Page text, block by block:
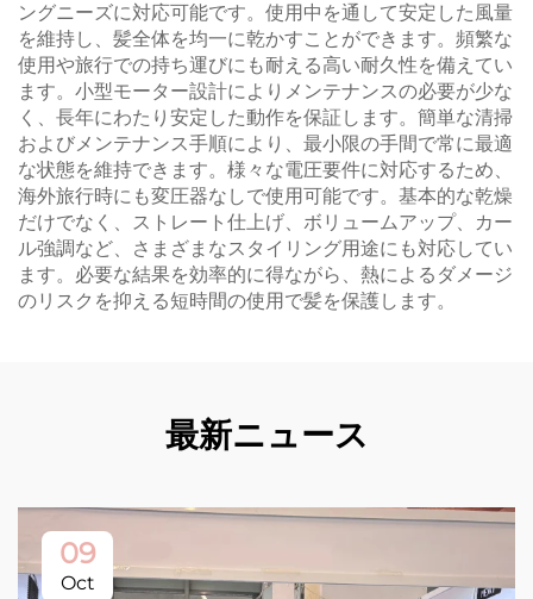
ングニーズに対応可能です。使用中を通して安定した風量
を維持し、髪全体を均一に乾かすことができます。頻繁な
使用や旅行での持ち運びにも耐える高い耐久性を備えてい
ます。小型モーター設計によりメンテナンスの必要が少な
く、長年にわたり安定した動作を保証します。簡単な清掃
およびメンテナンス手順により、最小限の手間で常に最適
な状態を維持できます。様々な電圧要件に対応するため、
海外旅行時にも変圧器なしで使用可能です。基本的な乾燥
だけでなく、ストレート仕上げ、ボリュームアップ、カー
ル強調など、さまざまなスタイリング用途にも対応してい
ます。必要な結果を効率的に得ながら、熱によるダメージ
のリスクを抑える短時間の使用で髪を保護します。
最新ニュース
09
Oct